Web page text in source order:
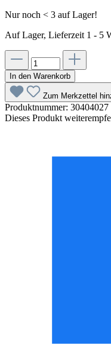
Nur noch < 3 auf Lager!
Auf Lager, Lieferzeit 1 - 5
In den Warenkorb
Zum Merkzettel
Produktnummer: 30404027
Dieses Produkt